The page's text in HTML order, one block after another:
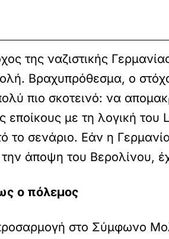
της ναζιστικής
Βραχυπρόθεσμα, ο
πιο σκοτεινό: να
με τη λογική
το σενάριο. Εάν η
άποψη του Βερολίνου,
ο πόλεμος
στο Σύμφωνο